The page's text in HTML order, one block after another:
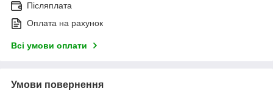
Післяплата
Оплата на рахунок
Всі умови оплати
Умови повернення